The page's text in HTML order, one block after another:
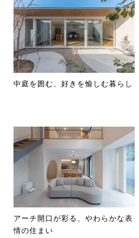
中庭を囲む、好きを愉しむ暮らし
アーチ開口が彩る、やわらかな表
情の住まい